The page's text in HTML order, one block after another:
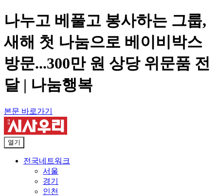
나누고 베풀고 봉사하는 그룹,
새해 첫 나눔으로 베이비박스
방문...300만 원 상당 위문품 전
달 | 나눔행복
본문 바로가기
열기
전국네트워크
서울
경기
인천